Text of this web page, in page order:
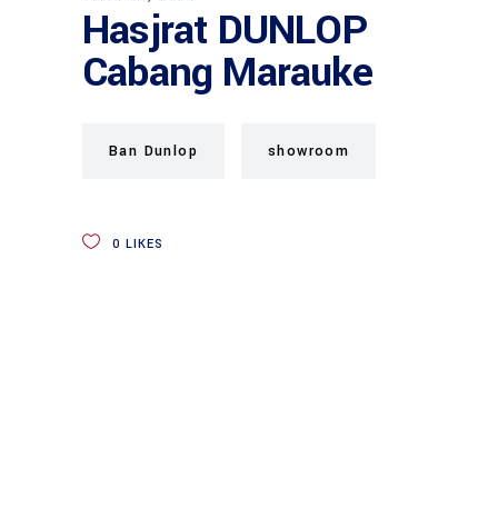
Hasjrat DUNLOP
Cabang Marauke
Ban Dunlop showroom
0 LIKES